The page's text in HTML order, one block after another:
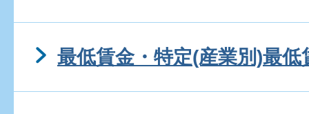
最低賃金・特定(産業別)最低